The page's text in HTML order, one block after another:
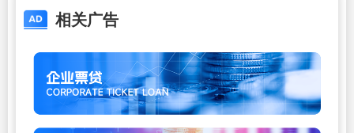
相关广告